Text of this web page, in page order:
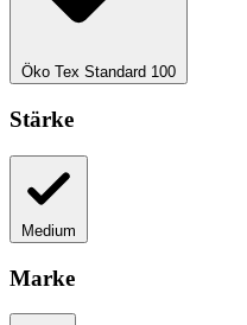
Öko Tex Standard 100
Stärke
Medium
Marke